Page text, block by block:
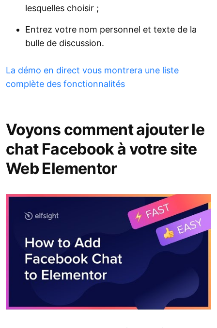
lesquelles choisir ;
Entrez votre nom personnel et texte de la
bulle de discussion.
La démo en direct vous montrera une liste
complète des fonctionnalités
Voyons comment ajouter le
chat Facebook à votre site
Web Elementor